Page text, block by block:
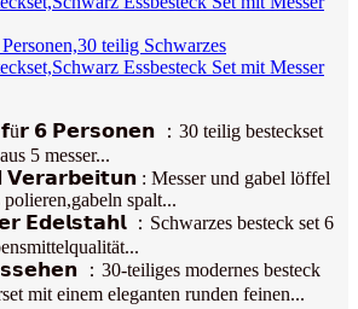
teilig Schwarzes
Essbesteck Set mit Messer
𝟲 𝗣𝗲𝗿𝘀𝗼𝗻𝗲𝗻 ：30 teilig besteckset
5 messer...
: Messer und gabel löffel
spalt...
𝗘𝗱𝗲𝗹𝘀𝘁𝗮𝗵𝗹 ：Schwarzes besteck set 6
：30-teiliges modernes besteck
mit einem eleganten runden feinen...